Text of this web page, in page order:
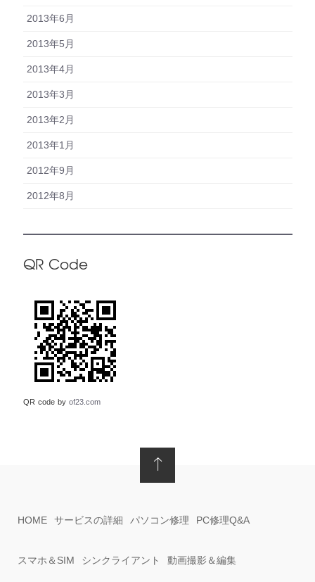
2013年6月
2013年5月
2013年4月
2013年3月
2013年2月
2013年1月
2012年9月
2012年8月
QR Code
QR code by of23.com
HOME サービスの詳細 パソコン修理 PC修理Q&A
スマホ＆SIM シンクライアント 動画撮影＆編集